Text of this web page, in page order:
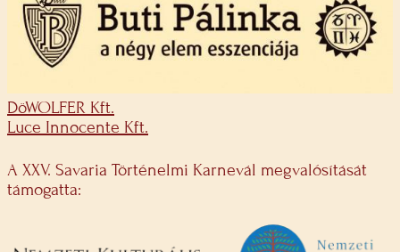
DöWOLFER Kft.
Luce Innocente Kft.
A XXV. Savaria Történelmi Karnevál megvalósítását
támogatta: